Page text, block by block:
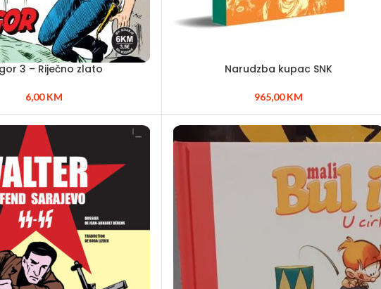
3 – Riječno zlato
6,00KM
Narudzba kupac SNK
965,00KM